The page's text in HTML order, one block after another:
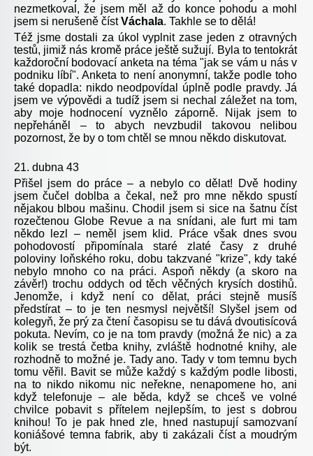
nezmetkoval, že jsem měl až do konce pohodu a mohl
jsem si nerušeně čístVáchala. Takhle se to dělá!
Též jsme dostali za úkol vyplnit zase jeden z otravných
testů, jimiž nás kromě práce ještě sužují. Byla to tentokrát
každoroční bodovací anketa na téma "jak se vám u nás v
podniku líbí". Anketa to není anonymní, takže podle toho
také dopadla: nikdo neodpovídal úplně podle pravdy. Já
jsem ve výpovědi a tudíž jsem si nechal záležet na tom,
aby moje hodnocení vyznělo záporně. Nijak jsem to
nepřeháněl – to abych nevzbudil takovou nelibou
pozornost, že by o tom chtěl se mnou někdo diskutovat.
21. dubna 43
Přišel jsem do práce – a nebylo co dělat! Dvě hodiny
jsem čučel doblba a čekal, než pro mne někdo spustí
nějakou blbou mašinu. Chodil jsem si sice na šatnu číst
rozečtenou Globe Revue a na snídani, ale furt mi tam
někdo lezl – neměl jsem klid. Práce však dnes svou
pohodovostí připomínala staré zlaté časy z druhé
poloviny loňského roku, dobu takzvané "krize", kdy také
nebylo mnoho co na práci. Aspoň někdy (a skoro na
závěr!) trochu oddych od těch věčných krysích dostihů.
Jenomže, i když není co dělat, práci stejně musíš
předstírat – to je ten nesmysl největší! Slyšel jsem od
kolegyň, že prý za čtení časopisu se tu dává dvoutisícová
pokuta. Nevím, co je na tom pravdy (možná že nic) a za
kolik se trestá četba knihy, zvláště hodnotné knihy, ale
rozhodně to možné je. Tady ano. Tady v tom temnu bych
tomu věřil. Bavit se může každý s každým podle libosti,
na to nikdo nikomu nic neřekne, nenapomene ho, ani
když telefonuje – ale běda, když se chceš ve volné
chvilce pobavit s přítelem nejlepším, to jest s dobrou
knihou! To je pak hned zle, hned nastupují samozvaní
koniášové temna fabrik, aby ti zakázali číst a moudrým
být.